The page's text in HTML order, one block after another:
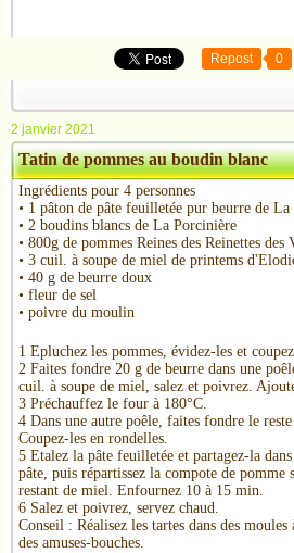
Repost 0
2 janvier 2021
Tatin de pommes au boudin blanc
Ingrédients pour 4 personnes
• 1 pâton de pâte feuilletée pur beurre de
• 2 boudins blancs de La Porcinière
• 800g de pommes Reines des Reinettes
• 3 cuil. à soupe de miel de printems
• 40 g de beurre doux
• fleur de sel
• poivre du moulin
1 Epluchez les pommes, évidez-les et
2 Faites fondre 20 g de beurre dans une
cuil. à soupe de miel, salez et poivrez.
3 Préchauffez le four à 180°C.
4 Dans une autre poêle, faites fondre le
Coupez-les en rondelles.
5 Etalez la pâte feuilletée et partagez-la
pâte, puis répartissez la compote de
restant de miel. Enfournez 10 à 15 min.
6 Salez et poivrez, servez chaud.
Conseil : Réalisez les tartes dans des
des amuses-bouches.